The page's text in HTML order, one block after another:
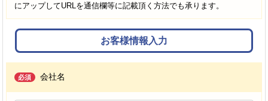
にアップしてURLを通信欄等に記載頂く方法でも承ります。
お客様情報入力
必須 会社名